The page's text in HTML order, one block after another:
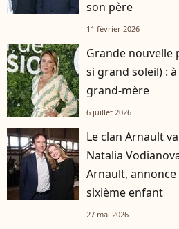
son père
11 février 2026
Grande nouvelle
si grand soleil) :
grand-mère
6 juillet 2026
Le clan Arnault
Natalia
Arnault,
sixième enfant
27 mai 2026